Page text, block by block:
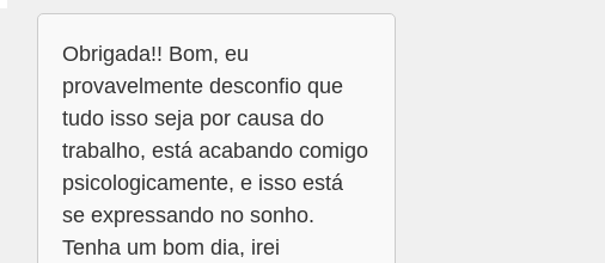
Obrigada!! Bom, eu
provavelmente desconfio que
tudo isso seja por causa do
trabalho, está acabando comigo
psicologicamente, e isso está
se expressando no sonho.
Tenha um bom dia, irei